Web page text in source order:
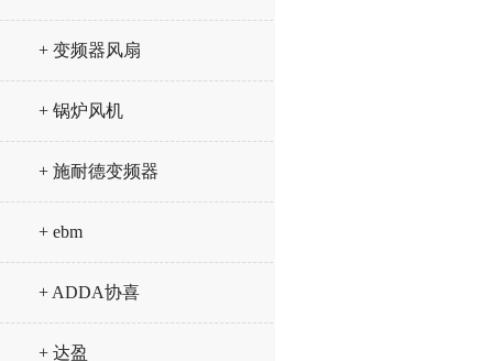
+ 变频器风扇
+ 锅炉风机
+ 施耐德变频器
+ ebm
+ ADDA协喜
+ 达盈